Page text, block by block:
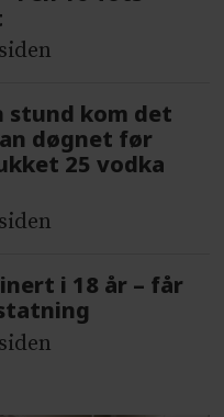
stund kom det
døgnet før
25 vodka
i 18 år – får